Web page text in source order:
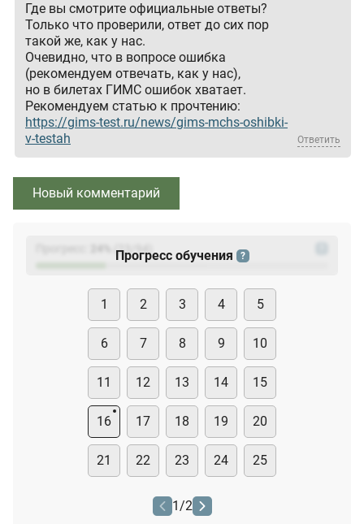
Где вы смотрите официальные ответы?
Только что проверили, ответ до сих пор
такой же, как у нас.
Очевидно, что в вопросе ошибка
(рекомендуем отвечать, как у нас),
но в билетах ГИМС ошибок хватает.
Рекомендуем статью к прочтению:
https://gims-test.ru/news/gims-mchs-oshibki-
v-testah
Ответить
Новый комментарий
(23
Прогресс обучения ?
1 2 3 4 5
6 7 8 9 10
11 12 13 14 15
16 17 18 19 20
21 22 23 24 25
1 /2